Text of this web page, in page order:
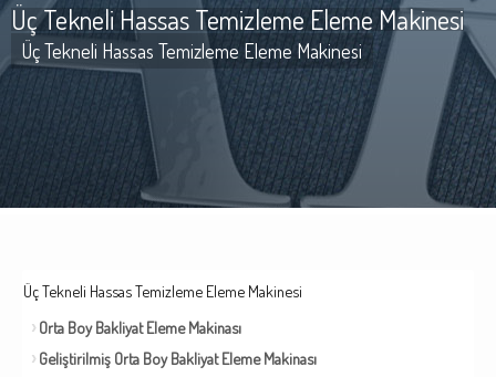
Üç Tekneli Hassas Temizleme Eleme Makinesi
Üç Tekneli Hassas Temizleme Eleme Makinesi
Üç Tekneli Hassas Temizleme Eleme Makinesi
Orta Boy Bakliyat Eleme Makinası
Geliştirilmiş Orta Boy Bakliyat Eleme Makinası